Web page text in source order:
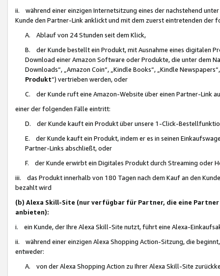
ii. während einer einzigen Internetsitzung eines der nachstehend
Kunde den Partner-Link anklickt und mit dem zuerst eintretenden der
A. Ablauf von 24 Stunden seit dem Klick,
B. der Kunde bestellt ein Produkt, mit Ausnahme eines digitalen
Download einer Amazon Software oder Produkte, die unter dem
Downloads“, „Amazon Coin“, „Kindle Books“, „Kindle
Produkt“) vertrieben werden, oder
C. der Kunde ruft eine Amazon-Website über einen Partner-Link
einer der folgenden Fälle eintritt:
D. der Kunde kauft ein Produkt über unsere 1-Click-
E. der Kunde kauft ein Produkt, indem er es in seinen
Partner-Links abschließt, oder
F. der Kunde erwirbt ein Digitales Produkt durch Streaming oder
iii. das Produkt innerhalb von 180 Tagen nach dem Kauf an den
bezahlt wird
(b) Alexa Skill-Site (nur verfügbar für Partner, die eine
anbieten):
i. ein Kunde, der Ihre Alexa Skill-Site nutzt, führt eine Alexa-
ii. während einer einzigen Alexa Shopping Action-Sitzung, die
entweder:
A. von der Alexa Shopping Action zu Ihrer Alexa Skill-Site